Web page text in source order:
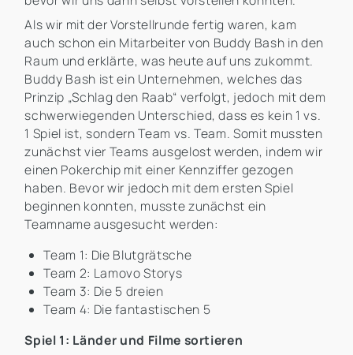
Als wir mit der Vorstellrunde fertig waren, kam
auch schon ein Mitarbeiter von Buddy Bash in den
Raum und erklärte, was heute auf uns zukommt.
Buddy Bash ist ein Unternehmen, welches das
Prinzip „Schlag den Raab“ verfolgt, jedoch mit dem
schwerwiegenden Unterschied, dass es kein 1 vs.
1 Spiel ist, sondern Team vs. Team. Somit mussten
zunächst vier Teams ausgelost werden, indem wir
einen Pokerchip mit einer Kennziffer gezogen
haben. Bevor wir jedoch mit dem ersten Spiel
beginnen konnten, musste zunächst ein
Teamname ausgesucht werden:
Team 1: Die Blutgrätsche
Team 2: Lamovo Storys
Team 3: Die 5 dreien
Team 4: Die fantastischen 5
Spiel 1: Länder und Filme sortieren